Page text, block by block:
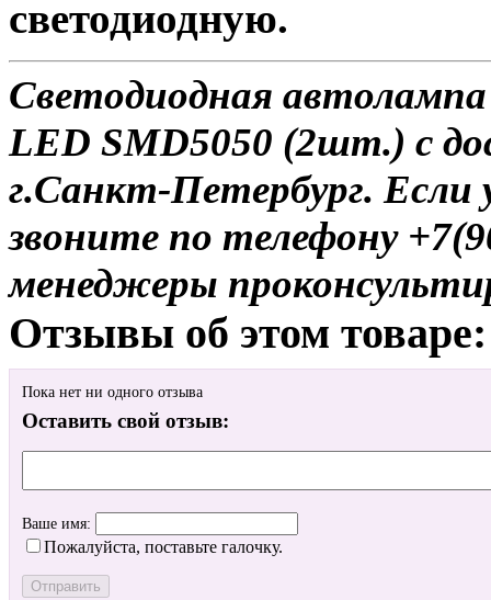
светодиодную.
Светодиодная
LED SMD5050 (2шт.) с
г.Санкт-Петербург. Если
звоните по телефону
менеджеры
Отзывы об этом товаре:
Пока нет ни одного отзыва
Оставить свой отзыв:
Ваше имя:
Пожалуйста, поставьте галочку.